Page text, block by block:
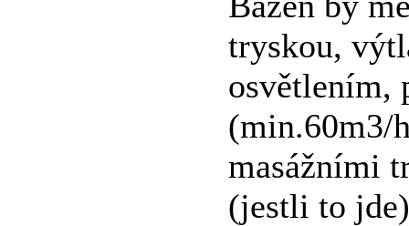
tryskou,
osvětlením,
(min.60m3/
masážními
(jestli to